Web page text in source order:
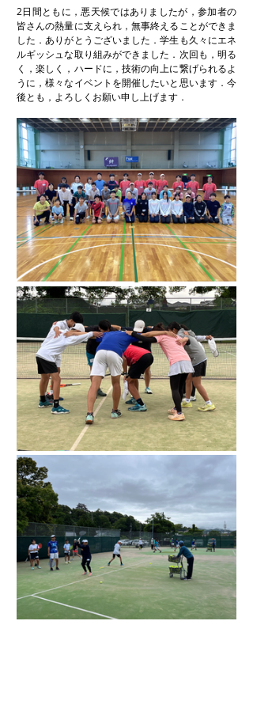
2日間ともに，悪天候ではありましたが，参加者の
皆さんの熱量に支えられ，無事終えることができま
した．ありがとうございました．学生も久々にエネ
ルギッシュな取り組みができました．次回も，明る
く，楽しく，ハードに，技術の向上に繋げられるよ
うに，様々なイベントを開催したいと思います．今
後とも，よろしくお願い申し上げます．